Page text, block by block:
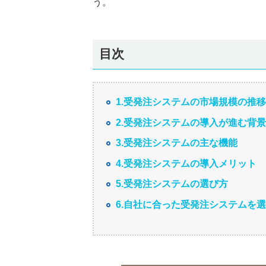
目次
1.受発注システムの市場規模の推移
2.受発注システムの導入が進む背景
3.受発注システムの主な機能
4.受発注システムの導入メリット
5.受発注システムの選び方
6.自社に合った受発注システムを